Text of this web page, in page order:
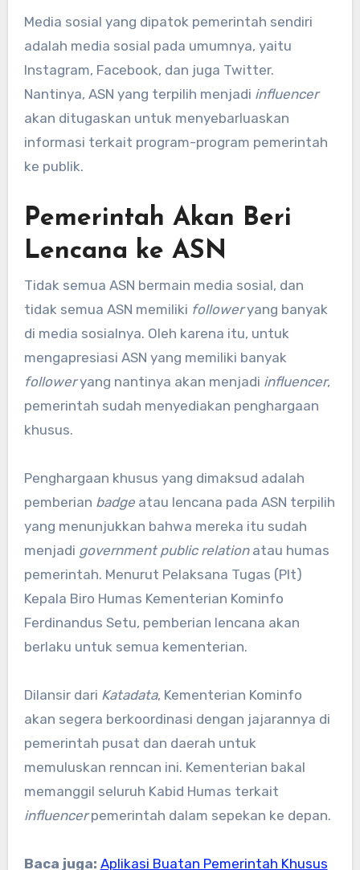
Media sosial yang dipatok pemerintah sendiri
adalah media sosial pada umumnya, yaitu
Instagram, Facebook, dan juga Twitter.
Nantinya, ASN yang terpilih menjadi influencer
akan ditugaskan untuk menyebarluaskan
informasi terkait program-program pemerintah
ke publik.
Pemerintah Akan Beri
Lencana ke ASN
Tidak semua ASN bermain media sosial, dan
tidak semua ASN memiliki followeryang banyak
di media sosialnya. Oleh karena itu, untuk
mengapresiasi ASN yang memiliki banyak
followeryang nantinya akan menjadi influencer,
pemerintah sudah menyediakan penghargaan
khusus.
Penghargaan khusus yang dimaksud adalah
pemberian badgeatau lencana pada ASN terpilih
yang menunjukkan bahwa mereka itu sudah
menjadi government public relationatau humas
pemerintah. Menurut Pelaksana Tugas (Plt)
Kepala Biro Humas Kementerian Kominfo
Ferdinandus Setu, pemberian lencana akan
berlaku untuk semua kementerian.
Dilansir dari Katadata, Kementerian Kominfo
akan segera berkoordinasi dengan jajarannya di
pemerintah pusat dan daerah untuk
memuluskan renncan ini. Kementerian bakal
memanggil seluruh Kabid Humas terkait
influencerpemerintah dalam sepekan ke depan.
Baca juga: Aplikasi Buatan Pemerintah Khusus